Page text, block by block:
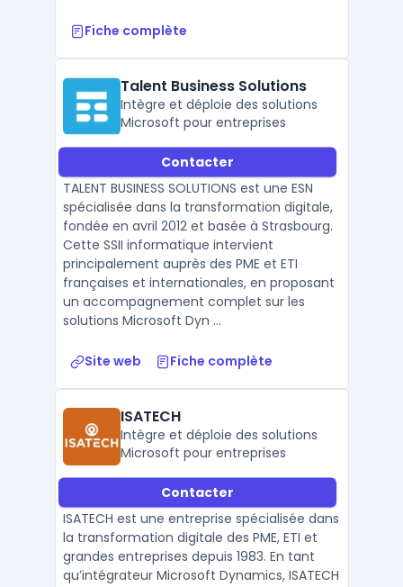
Fiche complète
Talent Business Solutions
Intègre et déploie des solutions
Microsoft pour entreprises
Contacter
TALENT BUSINESS SOLUTIONS est une ESN
spécialisée dans la transformation digitale,
fondée en avril 2012 et basée à Strasbourg.
Cette SSII informatique intervient
principalement auprès des PME et ETI
françaises et internationales, en proposant
un accompagnement complet sur les
solutions Microsoft Dyn ...
Site web Fiche complète
ISATECH
Intègre et déploie des solutions
Microsoft pour entreprises
Contacter
ISATECH est une entreprise spécialisée dans
la transformation digitale des PME, ETI et
grandes entreprises depuis 1983. En tant
qu’intégrateur Microsoft Dynamics, ISATECH